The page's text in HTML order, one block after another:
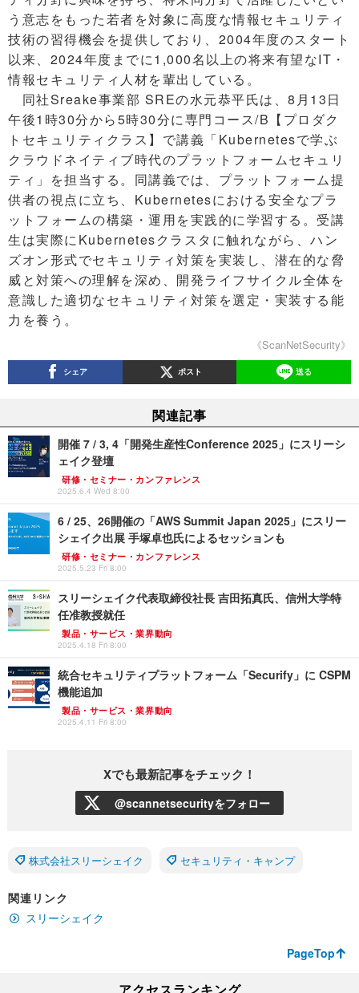
う意志をもった若者を対象に高度な情報セキュリティ
技術の習得機会を提供しており、2004年度のスタート
以来、2024年度までに1,000名以上の将来有望なIT・
情報セキュリティ人材を輩出している。
同社Sreake事業部 SREの水元恭平氏は、8月13日
午後1時30分から5時30分に専門コース/B【プロダク
トセキュリティクラス】で講義「Kubernetesで学ぶ
クラウドネイティブ時代のプラットフォームセキュリ
ティ」を担当する。同講義では、プラットフォーム提
供者の視点に立ち、Kubernetesにおける安全なプラ
ットフォームの構築・運用を実践的に学習する。受講
生は実際にKubernetesクラスタに触れながら、ハン
ズオン形式でセキュリティ対策を実装し、潜在的な脅
威と対策への理解を深め、開発ライフサイクル全体を
意識した適切なセキュリティ対策を選定・実装する能
力を養う。
《ScanNetSecurity》
シェア ポスト 送る
関連記事
開催 7 / 3, 4「開発生産性Conference 2025」にスリーシ
ェイク登壇
研修・セミナー・カンファレンス
2025.6.4 Wed 8:00
6 / 25、26開催の「AWS Summit Japan 2025」にスリー
シェイク出展 手塚卓也氏によるセッションも
研修・セミナー・カンファレンス
2025.5.23 Fri 8:00
スリーシェイク代表取締役社長 吉田拓真氏、信州大学特
任准教授就任
製品・サービス・業界動向
2025.4.18 Fri 8:00
統合セキュリティプラットフォーム「Securify」に CSPM
機能追加
製品・サービス・業界動向
2025.4.11 Fri 8:00
Xでも最新記事をチェック！
@scannetsecurityをフォロー
株式会社スリーシェイク セキュリティ・キャンプ
関連リンク
スリーシェイク
PageTop
アクセスランキング